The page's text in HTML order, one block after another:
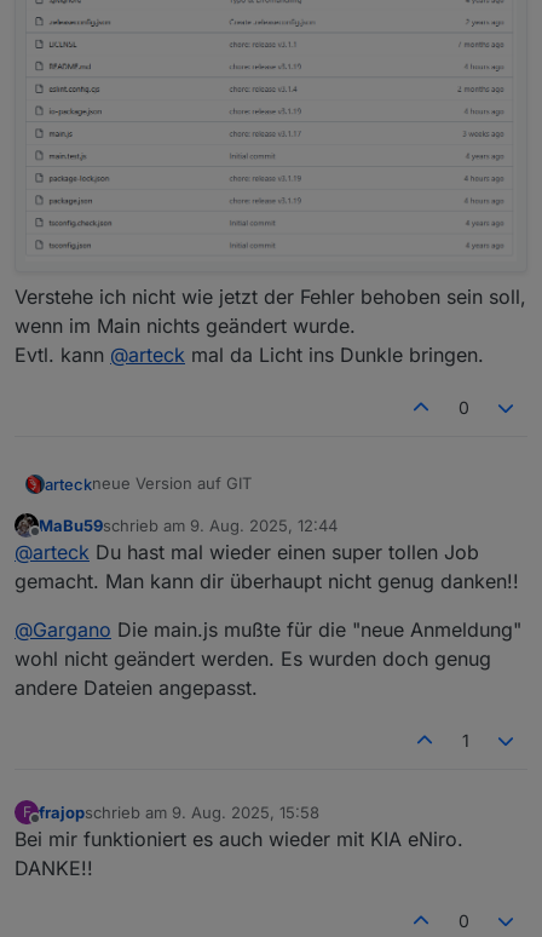
Verstehe ich nicht wie jetzt der Fehler behoben sein soll,
wenn im Main nichts geändert wurde.
Evtl. kann @arteck mal da Licht ins Dunkle bringen.
0
arteckneue Version auf GIT
haltmal ein Auge drauf ob alle Datenpunkte aktualisiert
werden
Offline
MaBu59schrieb am 9. Aug. 2025, 12:44
zuletzt editiert von
@arteck Du hast mal wieder einen super tollen Job
gemacht. Man kann dir überhaupt nicht genug danken!!
@Gargano Die main.js mußte für die "neue Anmeldung"
wohl nicht geändert werden. Es wurden doch genug
andere Dateien angepasst.
1
F
Offline
frajopschrieb am 9. Aug. 2025, 15:58
zuletzt editiert von
Bei mir funktioniert es auch wieder mit KIA eNiro.
DANKE!!
0